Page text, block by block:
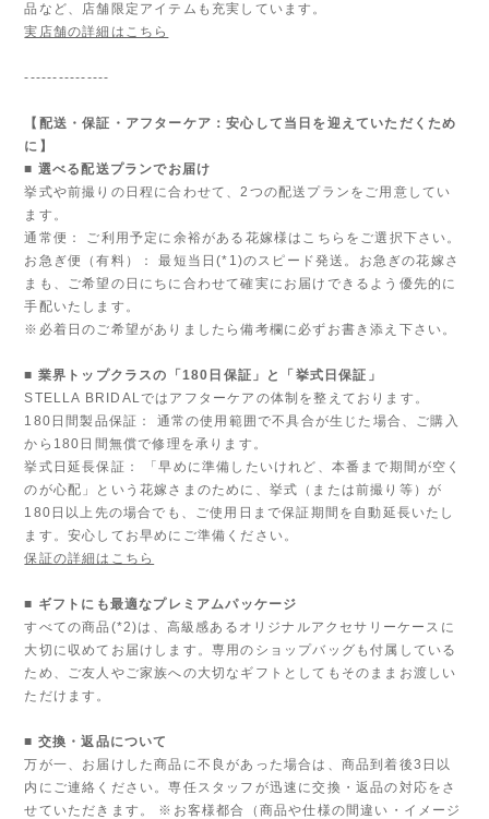
品など、店舗限定アイテムも充実しています。
実店舗の詳細はこちら
---------------
【配送・保証・アフターケア：安心して当日を迎えていただくため
に】
■ 選べる配送プランでお届け
挙式や前撮りの日程に合わせて、2つの配送プランをご用意してい
ます。
通常便： ご利用予定に余裕がある花嫁様はこちらをご選択下さい。
お急ぎ便（有料）： 最短当日(*1)のスピード発送。お急ぎの花嫁さ
まも、ご希望の日にちに合わせて確実にお届けできるよう優先的に
手配いたします。
※必着日のご希望がありましたら備考欄に必ずお書き添え下さい。
■ 業界トップクラスの「180日保証」と「挙式日保証」
STELLA BRIDALではアフターケアの体制を整えております。
180日間製品保証： 通常の使用範囲で不具合が生じた場合、ご購入
から180日間無償で修理を承ります。
挙式日延長保証： 「早めに準備したいけれど、本番まで期間が空く
のが心配」という花嫁さまのために、挙式（または前撮り等）が
180日以上先の場合でも、ご使用日まで保証期間を自動延長いたし
ます。安心してお早めにご準備ください。
保証の詳細はこちら
■ ギフトにも最適なプレミアムパッケージ
すべての商品(*2)は、高級感あるオリジナルアクセサリーケースに
大切に収めてお届けします。専用のショップバッグも付属している
ため、ご友人やご家族への大切なギフトとしてもそのままお渡しい
ただけます。
■ 交換・返品について
万が一、お届けした商品に不良があった場合は、商品到着後3日以
内にご連絡ください。専任スタッフが迅速に交換・返品の対応をさ
せていただきます。 ※お客様都合（商品や仕様の間違い・イメージ